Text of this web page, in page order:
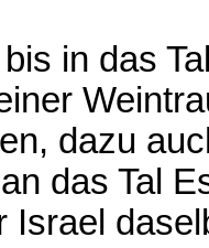
in das
dazu
das Tal
Israel